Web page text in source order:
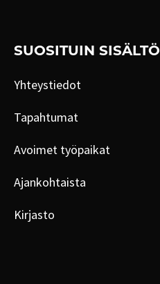
SUOSITUIN SISÄLTÖ
Yhteystiedot
Tapahtumat
Avoimet työpaikat
Ajankohtaista
Kirjasto